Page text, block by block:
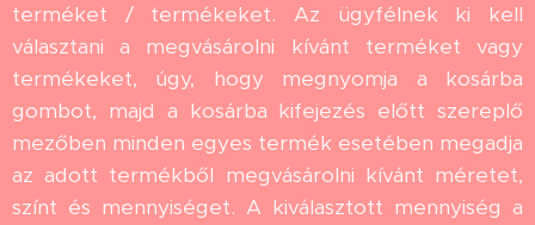
terméket / termékeket. Az ügyfélnek ki kell
választani a megvásárolni kívánt terméket vagy
termékeket, úgy, hogy megnyomja a kosárba
gombot, majd a kosárba kifejezés előtt szereplő
mezőben minden egyes termék esetében megadja
az adott termékből megvásárolni kívánt méretet,
színt és mennyiséget. A kiválasztott mennyiség a